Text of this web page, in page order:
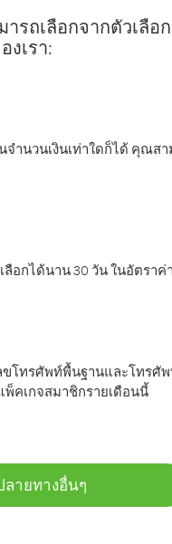
ถเลือกจากตัวเลื
งเรา:
ำนวนเงินเท่าใดก็ได้ คุณส
อกได้นาน 30 วัน ในอัตราค่
โทรศัพท์พื้นฐานและโทร
คเกจสมาชิกรายเดือนนี้
ายทางอื่นๆ